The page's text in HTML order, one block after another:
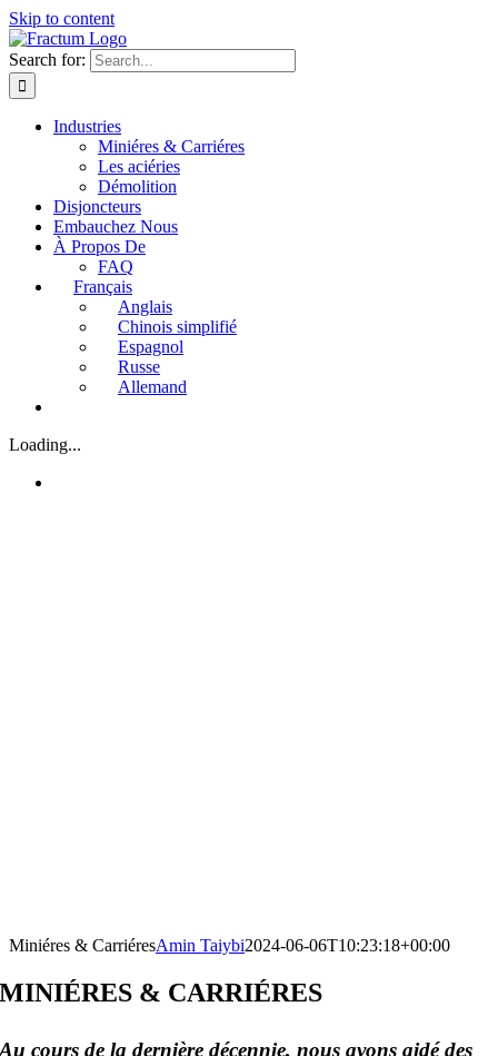
Skip to content
Search for:
Industries
Miniéres & Carriéres
Les aciéries
Démolition
Disjoncteurs
Embauchez Nous
À Propos De
FAQ
Français
Anglais
Chinois simplifié
Espagnol
Russe
Allemand
Loading...
Miniéres & CarriéresAmin Taiybi2024-06-06T10:23:18+00:00
MINIÉRES & CARRIÉRES
Au cours de la dernière décennie, nous avons aidé des